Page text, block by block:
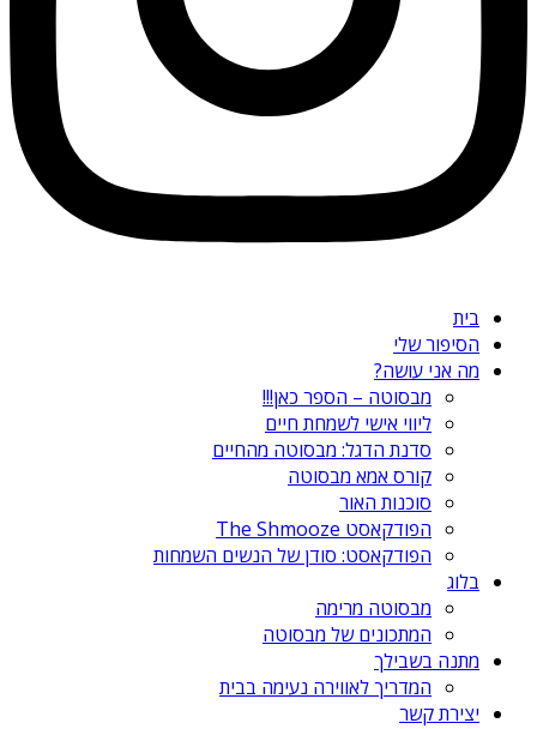
בית
הסיפור שלי
מה אני עושה?
מבסוטה – הספר כאן!!!
ליווי אישי לשמחת חיים
סדנת הדגל: מבסוטה מהחיים
קורס אמא מבסוטה
סוכנות האור
הפודקאסט The Shmooze
הפודקאסט: סודן של הנשים השמחות
בלוג
מבסוטה מרימה
המתכונים של מבסוטה
מתנה בשבילך
המדריך לאווירה נעימה בבית
יצירת קשר